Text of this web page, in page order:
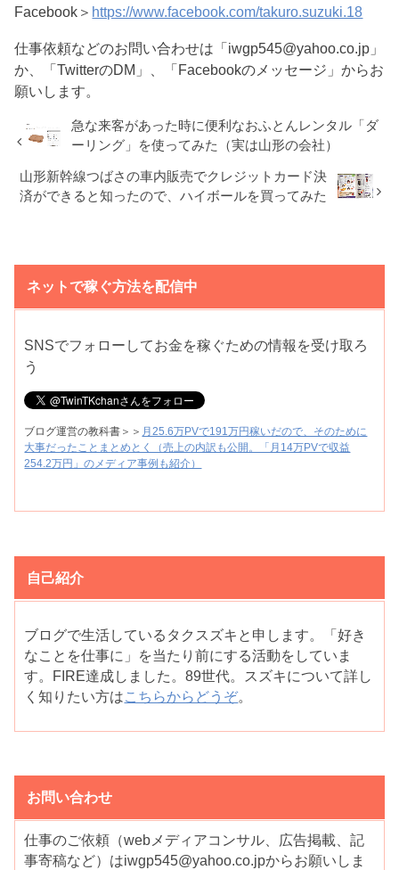
Facebook＞ https://www.facebook.com/takuro.suzuki.18
仕事依頼などのお問い合わせは「iwgp545@yahoo.co.jp」
か、「TwitterのDM」、「Facebookのメッセージ」からお
願いします。
急な来客があった時に便利なおふとんレンタル「ダ
ーリング」を使ってみた（実は山形の会社）
山形新幹線つばさの車内販売でクレジットカード決
済ができると知ったので、ハイボールを買ってみた
ネットで稼ぐ方法を配信中
SNSでフォローしてお金を稼ぐための情報を受け取ろ
う
ブログ運営の教科書＞＞ 月25.6万PVで191万円稼いだので、そのために
大事だったことまとめとく（売上の内訳も公開。「月14万PVで収益
254.2万円」のメディア事例も紹介）
自己紹介
ブログで生活しているタクスズキと申します。「好き
なことを仕事に」を当たり前にする活動をしていま
す。FIRE達成しました。89世代。スズキについて詳し
く知りたい方はこちらからどうぞ。
お問い合わせ
仕事のご依頼（webメディアコンサル、広告掲載、記
事寄稿など）はiwgp545@yahoo.co.jpからお願いしま